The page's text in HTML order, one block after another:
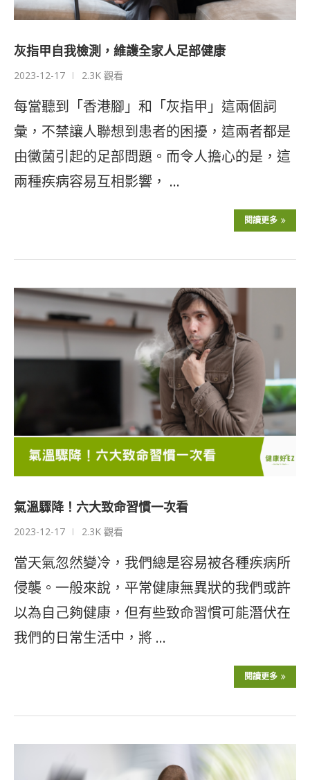
灰指甲自我檢測，維護全家人足部健康
2023-12-17 2.3K 觀看
每當聽到「香港腳」和「灰指甲」這兩個詞
彙，不禁讓人聯想到患者的困擾，這兩者都是
由黴菌引起的足部問題。而令人擔心的是，這
兩種疾病容易互相影響， …
閱讀更多
氣溫驟降！六大致命習慣一次看
2023-12-17 2.3K 觀看
當天氣忽然變冷，我們總是容易被各種疾病所
侵襲。一般來說，平常健康無異狀的我們或許
以為自己夠健康，但有些致命習慣可能潛伏在
我們的日常生活中，將 …
閱讀更多